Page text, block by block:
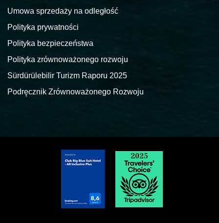
Umowa sprzedaży na odległość
Polityka prywatności
Polityka bezpieczeństwa
Polityka zrównoważonego rozwoju
Sürdürülebilir Turizm Raporu 2025
Podręcznik Zrównoważonego Rozwoju